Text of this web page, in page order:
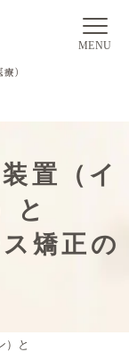
MENU
置（イ
と
矯正の
）と